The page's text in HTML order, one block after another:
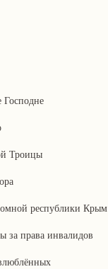
Господне
Троицы
республики Крым
за права инвалидов